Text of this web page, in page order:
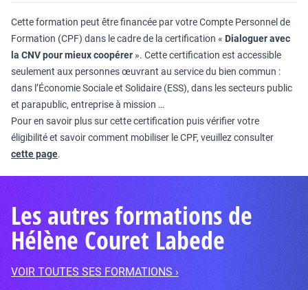
Cette formation peut être financée par votre Compte Personnel de
Formation (CPF) dans le cadre de la certification « Dialoguer avec
la CNV pour mieux coopérer ». Cette certification est accessible
seulement aux personnes œuvrant au service du bien commun :
dans l’Économie Sociale et Solidaire (ESS), dans les secteurs public
et parapublic, entreprise à mission …
Pour en savoir plus sur cette certification puis vérifier votre
éligibilité et savoir comment mobiliser le CPF, veuillez consulter
cette page.
Les autres formations de
Hélène Couret Labede
VOIR TOUTES SES FORMATIONS ›